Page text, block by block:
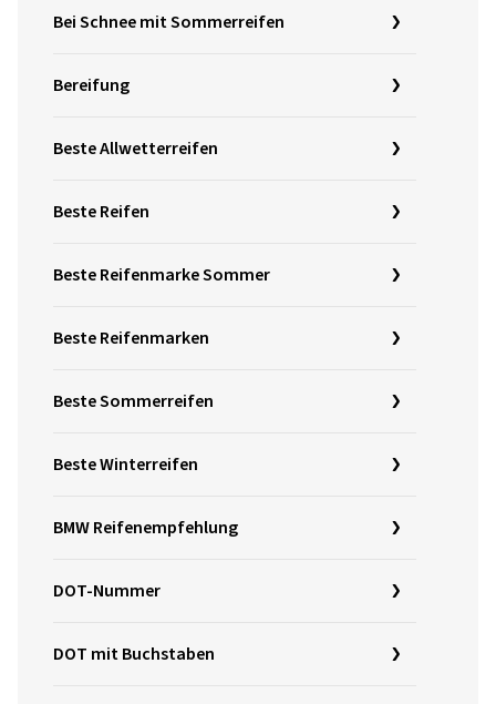
Bei Schnee mit Sommerreifen
Bereifung
Beste Allwetterreifen
Beste Reifen
Beste Reifenmarke Sommer
Beste Reifenmarken
Beste Sommerreifen
Beste Winterreifen
BMW Reifenempfehlung
DOT-Nummer
DOT mit Buchstaben